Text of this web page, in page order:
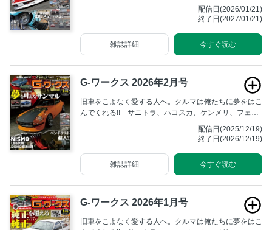
レディZ、そしてハチロク……。いつまでも輝きを失わ
ず人々を魅了する旧車たち。あの頃そのままの雰囲気を
ガジンです。
配信日(2026/01/21)
終了日(2027/01/21)
今すぐ読む
雑誌詳細
G-ワークス 2026年2月号
旧車をこよなく愛する人へ。クルマは俺たちに夢をはこ
んでくれる!! サニトラ、ハコスカ、ケンメリ、フェア
レディZ、そしてハチロク……。いつまでも輝きを失わ
ず人々を魅了する旧車たち。あの頃そのままの雰囲気を
ガジンです。
配信日(2025/12/19)
終了日(2026/12/19)
今すぐ読む
雑誌詳細
G-ワークス 2026年1月号
旧車をこよなく愛する人へ。クルマは俺たちに夢をはこ